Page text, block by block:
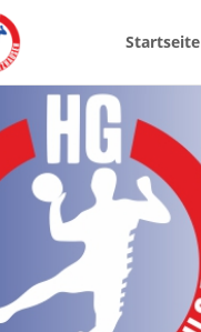
Startseite